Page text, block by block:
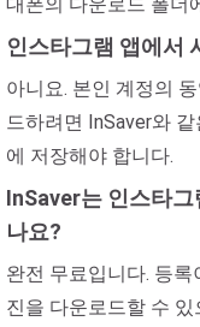
인스타그램 앱에서
아니요. 본인 계정의
드하려면 InSaver와
에 저장해야 합니다.
InSaver는 인스타
나요?
완전 무료입니다. 등
진을 다운로드할 수